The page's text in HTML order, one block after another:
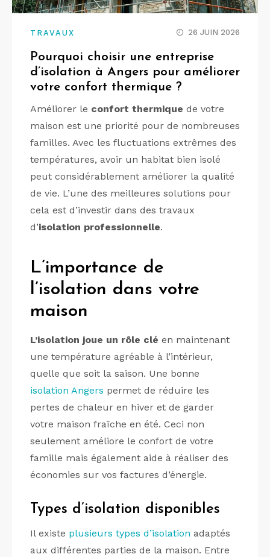
TRAVAUX 26 JUIN 2026
Pourquoi choisir une entreprise
d’isolation à Angers pour améliorer
votre confort thermique ?
Améliorer le confort thermique de votre
maison est une priorité pour de nombreuses
familles. Avec les fluctuations extrêmes des
températures, avoir un habitat bien isolé
peut considérablement améliorer la qualité
de vie. L’une des meilleures solutions pour
cela est d’investir dans des travaux
d’isolation professionnelle.
L’importance de
l’isolation dans votre
maison
L’isolation joue un rôle clé en maintenant
une température agréable à l’intérieur,
quelle que soit la saison. Une bonne
isolation Angers permet de réduire les
pertes de chaleur en hiver et de garder
votre maison fraîche en été. Ceci non
seulement améliore le confort de votre
famille mais également aide à réaliser des
économies sur vos factures d’énergie.
Types d’isolation disponibles
Il existe plusieurs types d’isolation adaptés
aux différentes parties de la maison. Entre